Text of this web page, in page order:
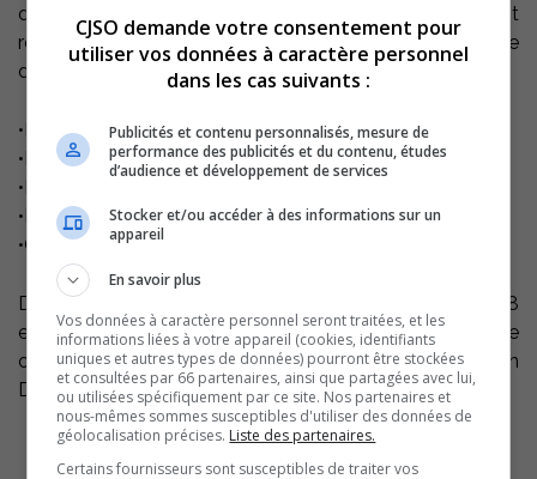
dirigée par Éric Messier et où les Rebelles étaient
représentés, les cinq attaquants ont produit. Voici la liste
des joueurs et leurs statistiques durant le match :
•Miguel Pereira (2-2)
•Marc-André L’Héreault (2-1)
•Pier-Olivier Payment (1-1)
•Nathaniel Gourdeau (0-1)
•Guillaume Mollicone (0-1)
Du côté des recrues, l’équipe des Rebelles a perdu 9-8
en fusillade, alors que Kevin Bergeron et Alexis Millette
ont récolté deux passes chacun. Martin Joyal et Kevin
Drouin n’ont pas noirci la feuille de pointage.
CJSO demande votre consentement pour
utiliser vos données à caractère personnel
dans les cas suivants :
Publicités et contenu personnalisés, mesure de
performance des publicités et du contenu, études
d’audience et développement de services
Stocker et/ou accéder à des informations sur un
appareil
En savoir plus
Vos données à caractère personnel seront traitées, et les
informations liées à votre appareil (cookies, identifiants
uniques et autres types de données) pourront être stockées
et consultées par 66 partenaires, ainsi que partagées avec lui,
ou utilisées spécifiquement par ce site. Nos partenaires et
nous-mêmes sommes susceptibles d'utiliser des données de
géolocalisation précises. Liste des partenaires.
Certains fournisseurs sont susceptibles de traiter vos